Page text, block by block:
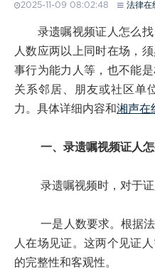
2025-11-09 08:02:48 法律在
录遗嘱视频证人怎么找
人数应两以上同时在场，
事行为能力人等，也不能
关系邻居、朋友或社区单
力。具体详细内容和湘声在
一、录遗嘱视频证人
录遗嘱视频时，对于证
一是人数要求。根据法
人在场见证。这两个见证
的完整性和客观性。